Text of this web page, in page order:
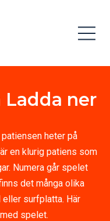
Ladda ner
heter på
en klurig patiens som
Numera går spelet
det många olika
eller surfplatta. Här
spelet.